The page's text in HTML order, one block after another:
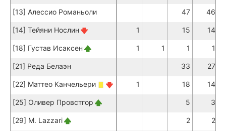
[13] Алессио Романьоли 47 46
[14] Тейяни Нослин 1 15 14
[18] Густав Исаксен 1 1 1 1
[21] Реда Белаэн 33 27
[22] Маттео Канчельери 1 18 14
[25] Оливер Провстгор 5 3
[29] M. Lazzari 2 2